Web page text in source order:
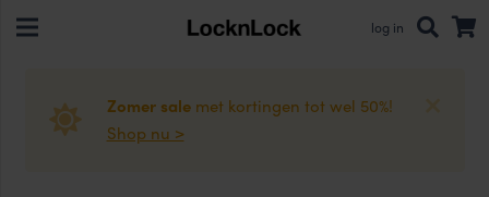
log in
Zomer salemet kortingen tot wel 50%!
Shop nu >